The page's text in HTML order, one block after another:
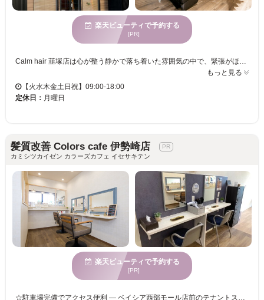
楽天ビューティで予約する
[PR]
もっと見る
【火水木金土日祝】09:00-18:00
定休日： 月曜日
髪質改善 Colors cafe 伊勢崎店
カミシツカイゼン カラーズカフェ イセサキテン
楽天ビューティで予約する
[PR]